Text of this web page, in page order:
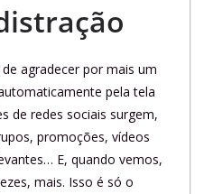
agradecer por mais um
pela tela
de redes sociais surgem,
promoções, vídeos
E, quando vemos,
mais. Isso é só o